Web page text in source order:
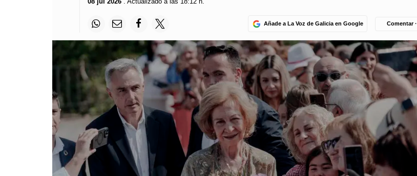
Añade a La Voz de Galicia en Google Comentar ·